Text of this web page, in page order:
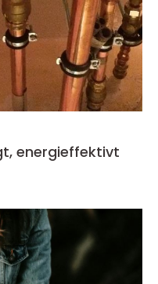
energieffektivt